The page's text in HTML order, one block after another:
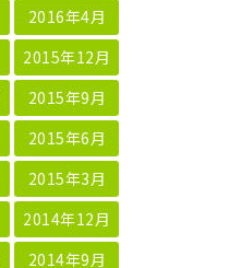
2016年4月
2015年12月
2015年9月
2015年6月
2015年3月
2014年12月
2014年9月